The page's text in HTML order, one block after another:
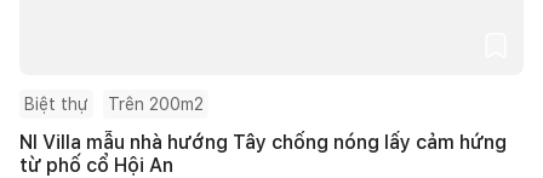
Biệt thự Trên 200m2
NI Villa mẫu nhà hướng Tây chống nóng lấy cảm hứng
từ phố cổ Hội An